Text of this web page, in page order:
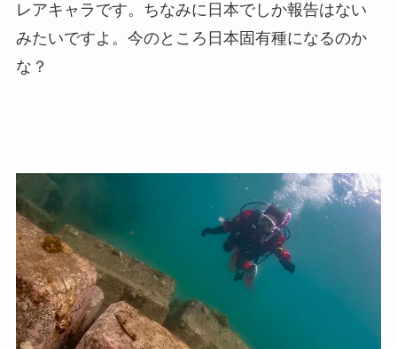
レアキャラです。ちなみに日本でしか報告はない
みたいですよ。今のところ日本固有種になるのか
な？